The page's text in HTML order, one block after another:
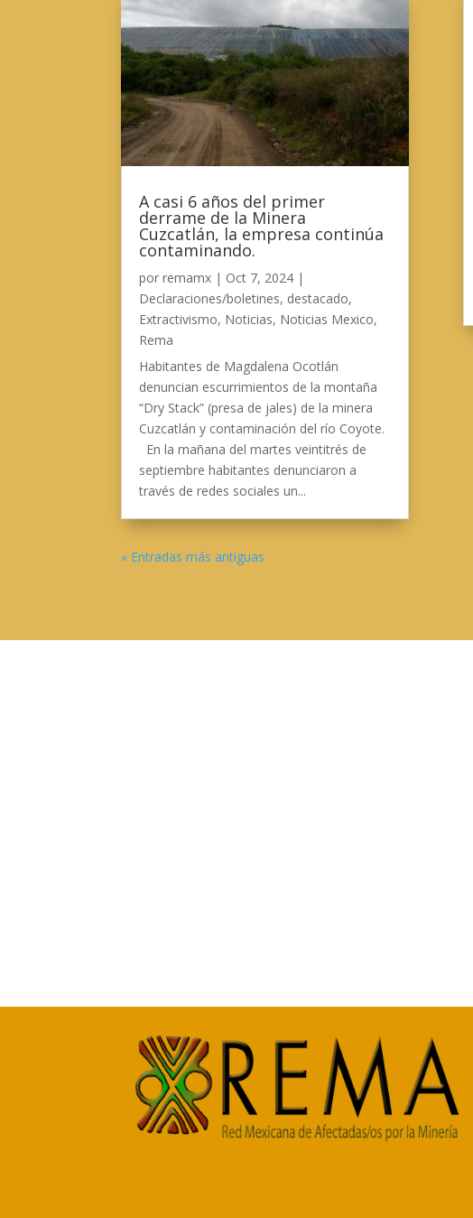
A casi 6 años del primer
derrame de la Minera
Cuzcatlán, la empresa continúa
contaminando.
porremamx | Oct 7, 2024 |
Declaraciones/boletines, destacado,
Extractivismo, Noticias, Noticias Mexico,
Rema
Habitantes de Magdalena Ocotlán
denuncian escurrimientos de la montaña
“Dry Stack” (presa de jales) de la minera
Cuzcatlán y contaminación del río Coyote.
En la mañana del martes veintitrés de
septiembre habitantes denunciaron a
través de redes sociales un...
« Entradas más antiguas